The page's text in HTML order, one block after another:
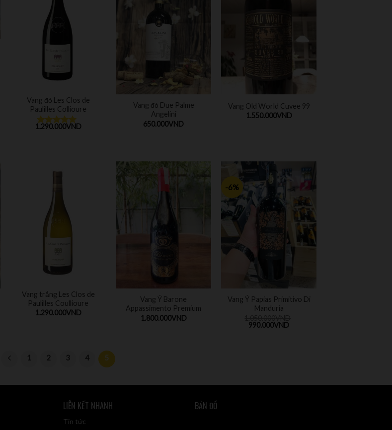
Vang đỏ Les Clos de
Paulilles Collioure
Được xếp
1.290.000VND
Vang đỏ Due Palme
Angelini
650.000VND
Vang Old World Cuvee 99
1.550.000VND
Vang trắng Les Clos de
Paulilles Coullioure
1.290.000VND
Vang Ý Barone
Appassimento Premium
1.800.000VND
-6%
Vang Ý Papias Primitivo Di
Manduria
990.000VND
1 2 3 4 5
LIÊN KẾT NHANH
Tin tức
BẢN ĐỒ